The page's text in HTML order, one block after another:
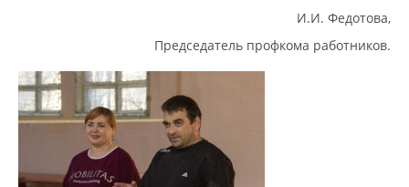
И.И. Федотова,
Председатель профкома работников.